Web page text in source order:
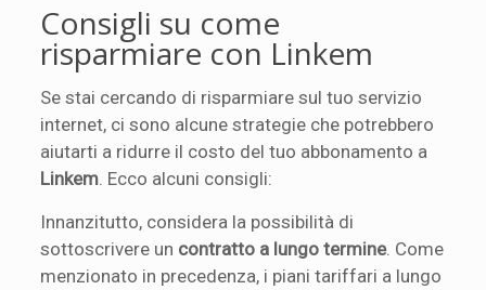
Consigli su come
risparmiare con Linkem
Se stai cercando di risparmiare sul tuo servizio
internet, ci sono alcune strategie che potrebbero
aiutarti a ridurre il costo del tuo abbonamento a
Linkem . Ecco alcuni consigli:
Innanzitutto, considera la possibilità di
sottoscrivere un contratto a lungo termine. Come
menzionato in precedenza, i piani tariffari a lungo